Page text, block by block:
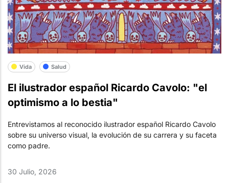
Vida Salud
El ilustrador español Ricardo Cavolo: "el
optimismo a lo bestia"
Entrevistamos al reconocido ilustrador español Ricardo Cavolo
sobre su universo visual, la evolución de su carrera y su faceta
como padre.
30 Julio, 2026